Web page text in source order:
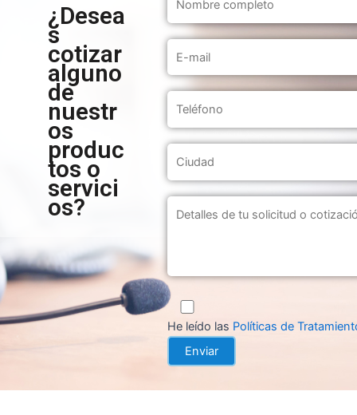
¿Desea
s
cotizar
alguno
de
nuestr
os
produc
tos o
servici
os?
He leído las Políticas de